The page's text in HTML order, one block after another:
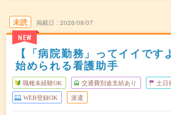
未読
NEW
掲載日 2026/08/07
【「病院勤務」ってイイです
始められる看護助手
職種未経験OK 交通費別途支給あり 土日
WEB登録OK 派遣